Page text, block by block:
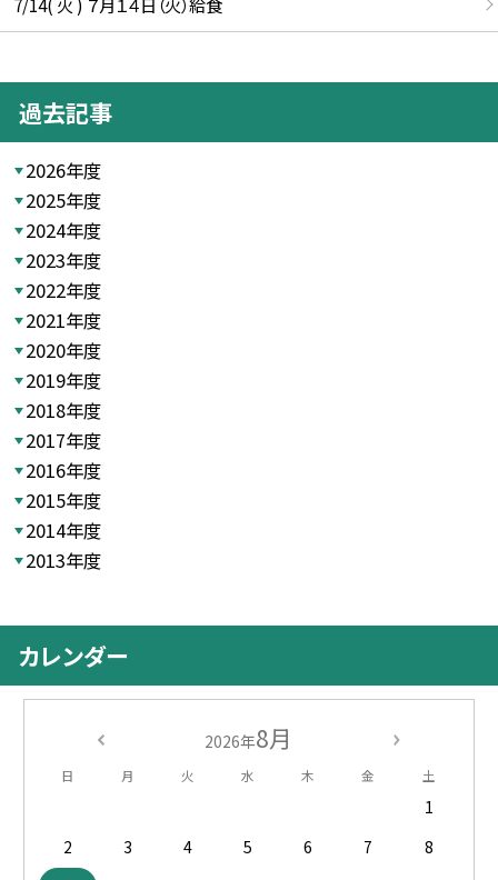
過去記事
2026年度
2025年度
2024年度
2023年度
2022年度
2021年度
2020年度
2019年度
2018年度
2017年度
2016年度
2015年度
2014年度
2013年度
カレンダー
2026年8月
日 月 火 水 木 金 土
1
2
3 4 5 6 7
8